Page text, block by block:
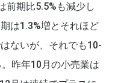
前期比5.5%も減少し
は1.3%増とそれほど
ないが、それでも10-
昨年10月の小売業は